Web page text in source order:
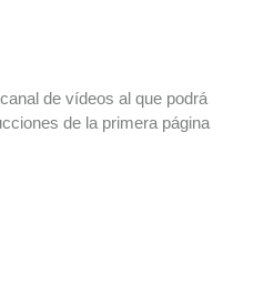
de vídeos al que podrá
de la primera página